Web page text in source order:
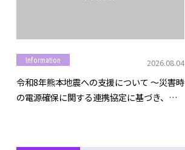
Information 2026.08.04
令和8年熊本地震への支援について ～災害時
の電源確保に関する連携協定に基づき、モ